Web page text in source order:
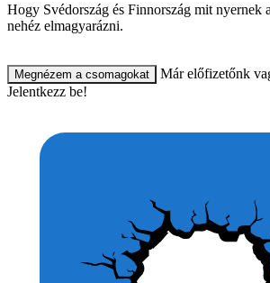
Hogy Svédország és Finnország mit nyernek
nehéz elmagyarázni.
Megnézem a csomagokat
Már előfizetőnk
Jelentkezz be!